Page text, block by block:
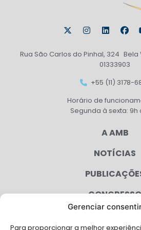
Gerenciar
Para proporcionar a melhor
Rua São Carlos do Pinhal, 324 Bela
01333903
+55 (11) 3178-
Horário de
Segunda à sexta: 9h
A AMB
NOTÍCIAS
CONGRESSO